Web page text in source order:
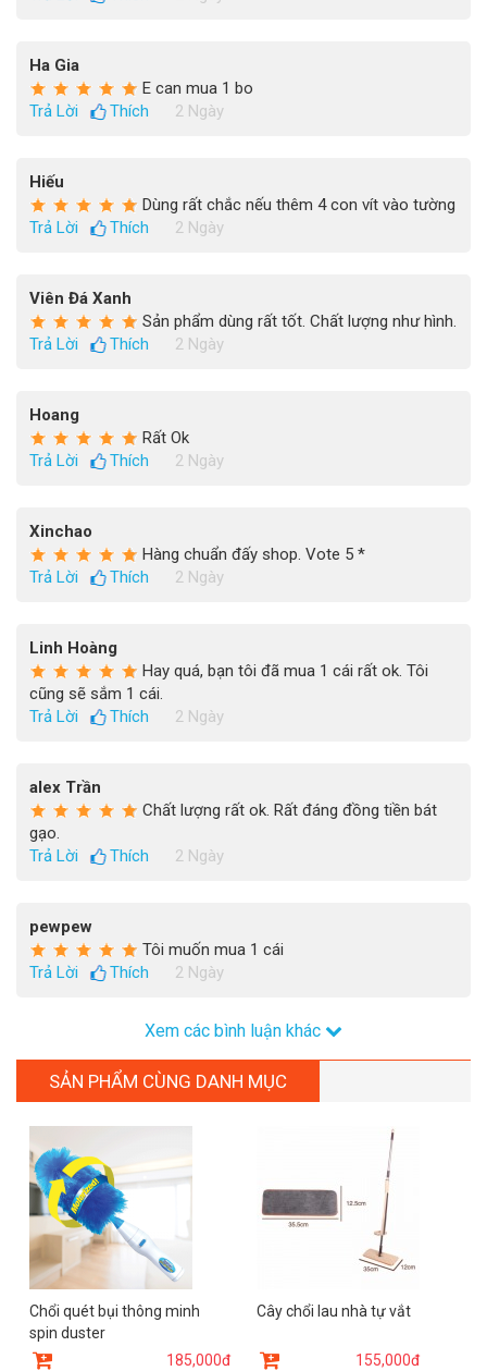
Ha Gia
E can mua 1 bo
Trả Lời
Thích 2 Ngày
Hiếu
Dùng rất chắc nếu thêm 4 con vít vào tường
Trả Lời
Thích 2 Ngày
Viên Đá Xanh
Sản phẩm dùng rất tốt. Chất lượng như hình.
Trả Lời
Thích 2 Ngày
Hoang
Rất Ok
Trả Lời
Thích 2 Ngày
Xinchao
Hàng chuẩn đấy shop. Vote 5 *
Trả Lời
Thích 2 Ngày
Linh Hoàng
Hay quá, bạn tôi đã mua 1 cái rất ok. Tôi
cũng sẽ sắm 1 cái.
Trả Lời
Thích 2 Ngày
alex Trần
Chất lượng rất ok. Rất đáng đồng tiền bát
gạo.
Trả Lời
Thích 2 Ngày
pewpew
Tôi muốn mua 1 cái
Trả Lời
Thích 2 Ngày
Xem các bình luận khác
SẢN PHẨM CÙNG DANH MỤC
Chổi quét bụi thông minh
spin duster
185,000đ
Cây chổi lau nhà tự vắt
155,000đ